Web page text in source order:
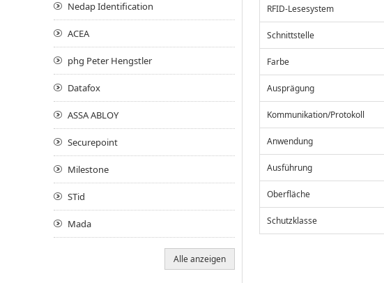
RFID-Lesesystem
Schnittstelle
Farbe
Ausprägung
Kommunikation/Protokoll
Anwendung
Ausführung
Oberfläche
Schutzklasse
Nedap Identification
ACEA
phg Peter Hengstler
Datafox
ASSA ABLOY
Securepoint
Milestone
STid
Mada
Alle anzeigen